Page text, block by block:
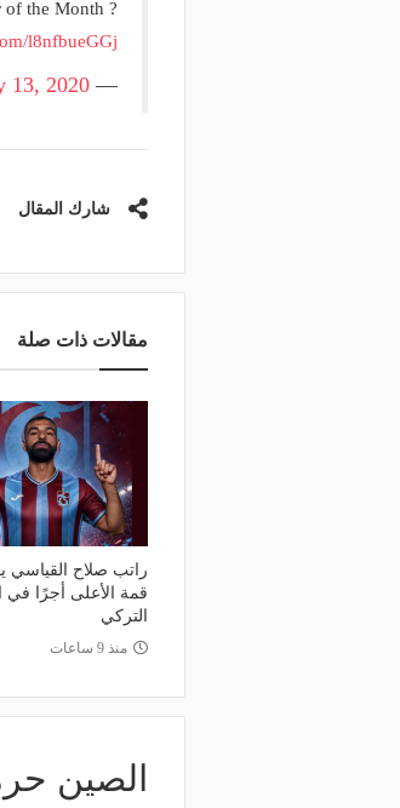
of the Month ?
l8nfbueGGj
— Liverpool FC (@LFC)
13, 2020
شارك المقال
مقالات ذات صلة
راتب صلاح القياسي
قمة الأعلى أجرًا في
التركي
منذ 9 ساعات
قرعة
لـ
دوري أبطال إفريقيا والكونفدرالية